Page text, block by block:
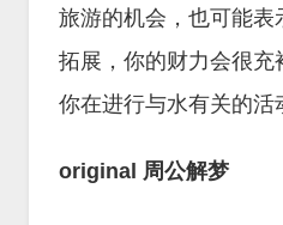
旅游的机会，也可能
拓展，你的财力会很充
你在进行与水有关的活
original 周公解梦